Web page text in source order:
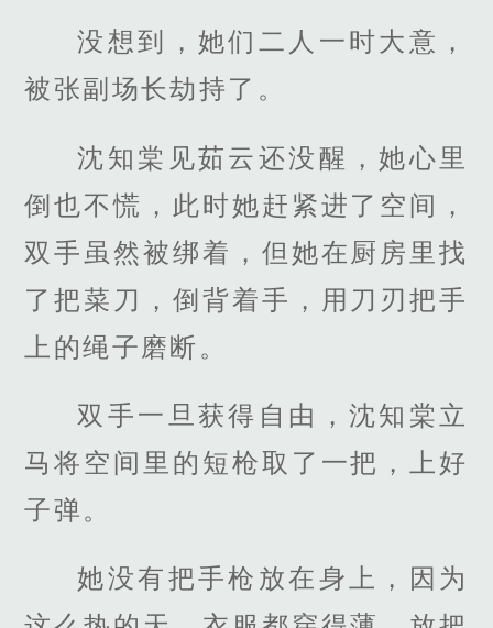
没想到，她们二人一时大意，
被张副场长劫持了。
沈知棠见茹云还没醒，她心里
倒也不慌，此时她赶紧进了空间，
双手虽然被绑着，但她在厨房里找
了把菜刀，倒背着手，用刀刃把手
上的绳子磨断。
双手一旦获得自由，沈知棠立
马将空间里的短枪取了一把，上好
子弹。
她没有把手枪放在身上，因为